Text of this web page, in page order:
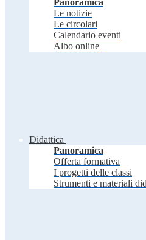
Panoramica
Le notizie
Le circolari
Calendario eventi
Albo online
Didattica
Panoramica
Offerta formativa
I progetti delle classi
Strumenti e materiali